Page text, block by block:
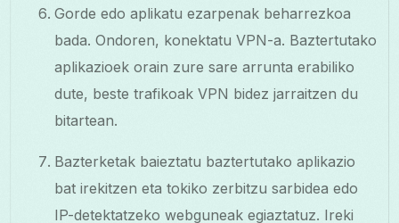
Gorde edo aplikatu ezarpenak beharrezkoa
bada. Ondoren, konektatu VPN-a. Baztertutako
aplikazioek orain zure sare arrunta erabiliko
dute, beste trafikoak VPN bidez jarraitzen du
bitartean.
Bazterketak baieztatu baztertutako aplikazio
bat irekitzen eta tokiko zerbitzu sarbidea edo
IP-detektatzeko webguneak egiaztatuz. Ireki